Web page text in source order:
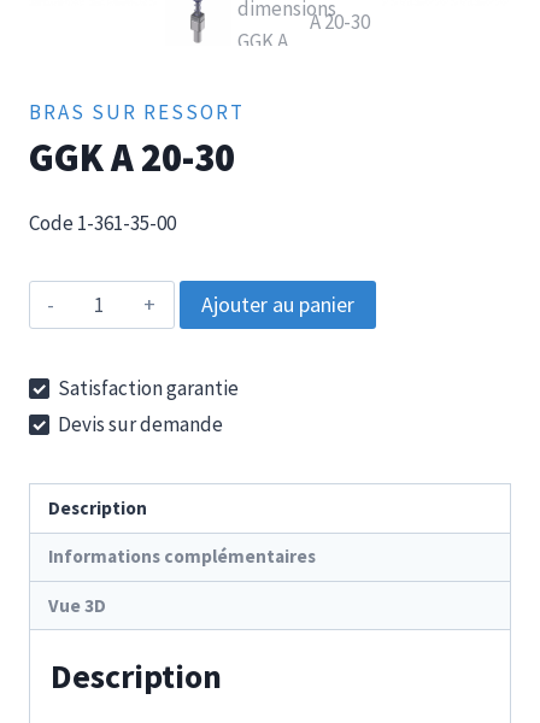
BRAS SUR RESSORT
GGK A 20-30
Code 1-361-35-00
quantité
de
A
20-
Ajouter au panier
Satisfaction garantie
Devis sur demande
Description
Informations complémentaires
Vue 3D
Description